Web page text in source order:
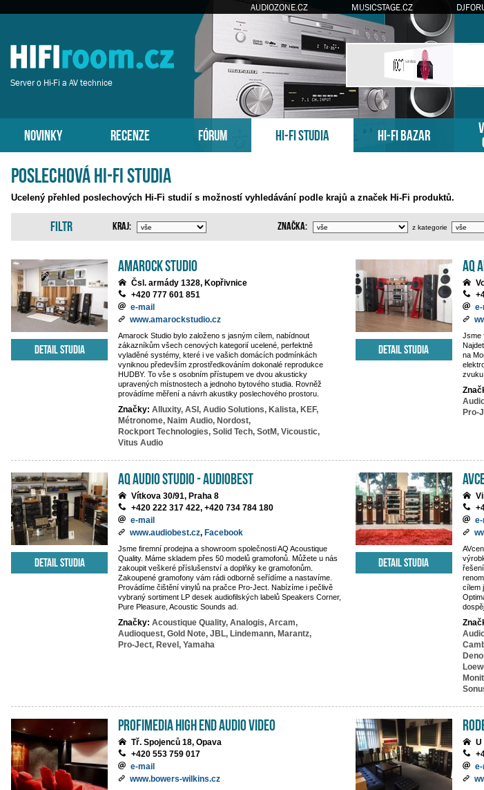
AUDIOZONE.CZ MUSICSTAGE.CZ
Server o Hi-Fi a AV technice
NOVINKY RECENZE FÓRUM HI-FI STUDIA HI-FI BAZAR
Poslechová Hi-Fi studia
Ucelený přehled poslechových Hi-Fi studií s možností vyhledávání podle krajů a značek Hi-Fi produktů.
Filtr Kraj: Značka: z kategorie
Amarock Studio
Čsl. armády 1328, Kopřivnice
+420 777 601 851
e-mail
www.amarockstudio.cz
Amarock Studio bylo založeno s jasným cílem, nabídnout
zákazníkům všech cenových kategorií ucelené, perfektně
vyladěné systémy, které i ve vašich domácích podmínkách
vyniknou především zprostředkováním dokonalé reprodukce
HUDBY. To vše s osobním přístupem ve dvou akusticky
upravených místnostech a jednoho bytového studia. Rovněž
provádíme měření a návrh akustiky poslechového prostoru.
Značky: Alluxity, ASI, Audio Solutions, Kalista, KEF,
Métronome, Naim Audio, Nordost,
Rockport Technologies, Solid Tech, SotM, Vicoustic,
Vitus Audio
Detail studia
AQ
e-
Jsme
na
zvuku
Pro-
Detail studia
AQ Audio Studio - Audiobest
Vítkova 30/91, Praha 8
+420 222 317 422, +420 734 784 180
e-mail
www.audiobest.cz, Facebook
Jsme firemní prodejna a showroom společnosti AQ Acoustique
Quality. Máme skladem přes 50 modelů gramofonů. Můžete u nás
zakoupit veškeré příslušenství a doplňky ke gramofonům.
Zakoupené gramofony vám rádi odborně seřídíme a nastavíme.
Provádíme čištění vinylů na pračce Pro-Ject. Nabízíme i pečlivě
vybraný sortiment LP desek audiofilských labelů Speakers Corner,
Pure Pleasure, Acoustic Sounds ad.
Značky: Acoustique Quality, Analogis, Arcam,
Audioquest, Gold Note, JBL, Lindemann, Marantz,
Pro-Ject, Revel, Yamaha
Detail studia
e-
cílem
Detail studia
PROFIMEDIA High End Audio Video
Tř. Spojenců 18, Opava
+420 553 759 017
e-mail
www.bowers-wilkins.cz
U
e-